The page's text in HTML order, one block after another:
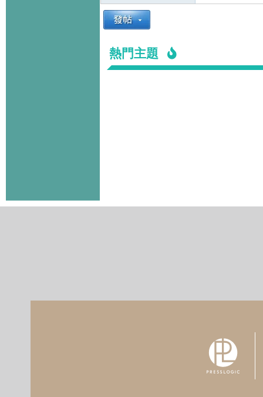
熱門主題